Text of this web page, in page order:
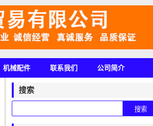
机械配件 联系我们 公司简介
搜索